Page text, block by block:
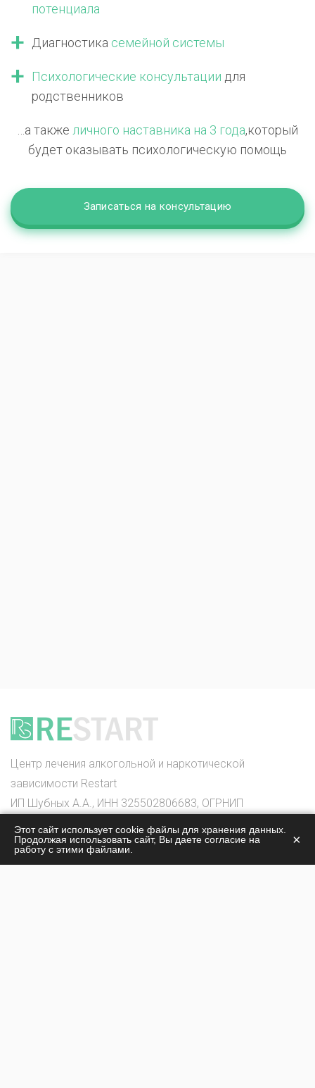
потенциала
Диагностика семейной системы
Психологические консультации для
родственников
…а также личного наставника на 3 года,который
будет оказывать психологическую помощь
Записаться на консультацию
Центр лечения алкогольной и наркотической
зависимости Restart
ИП Шубных А.А., ИНН 325502806683, ОГРНИП
316325600085756
© 2026
Этот сайт использует cookie файлы для хранения данных.
Продолжая использовать сайт, Вы даете согласие на
работу с этими файлами.
×